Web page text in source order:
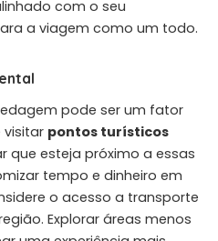
com o seu
a viagem como um todo.
pode ser um fator
visitar pontos turísticos
que esteja próximo a essas
tempo e dinheiro em
o acesso a transporte
Explorar áreas menos